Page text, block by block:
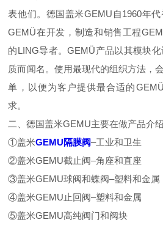
表他们。德国盖米GEMU自1960年
GEMÜ在开发，制造和销售工程
的LING导者。GEMÜ产品以其模块
质而闻名。使用最现代的组织方法，
单，以便为客户提供最合适的
求。
二、德国盖米GEMU主要在做产品介绍
①盖米GEMU隔膜阀–工业和卫生
②盖米GEMU截止阀–角座和直座
③盖米GEMU球阀和蝶阀–塑料和金属
④盖米GEMU止回阀–塑料和金属
⑤盖米GEMU高纯阀门和阀块